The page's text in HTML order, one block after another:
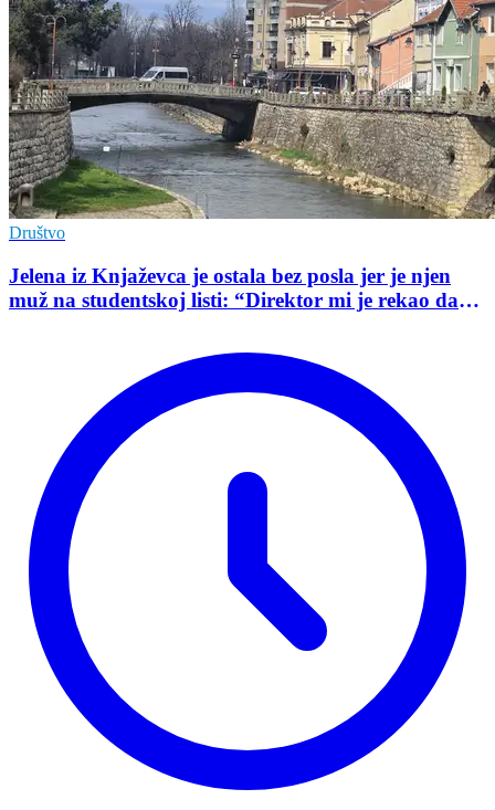
Društvo
Jelena iz Knjaževca je ostala bez posla jer je njen
muž na studentskoj listi: “Direktor mi je rekao da